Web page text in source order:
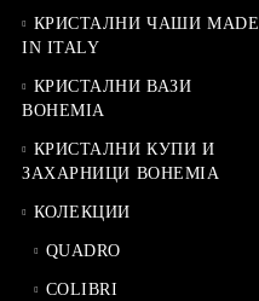
КРИСТАЛНИ ЧАШИ MADE
IN ITALY
КРИСТАЛНИ ВАЗИ
BOHEMIA
КРИСТАЛНИ КУПИ И
ЗАХАРНИЦИ BOHEMIA
КОЛЕКЦИИ
QUADRO
COLIBRI